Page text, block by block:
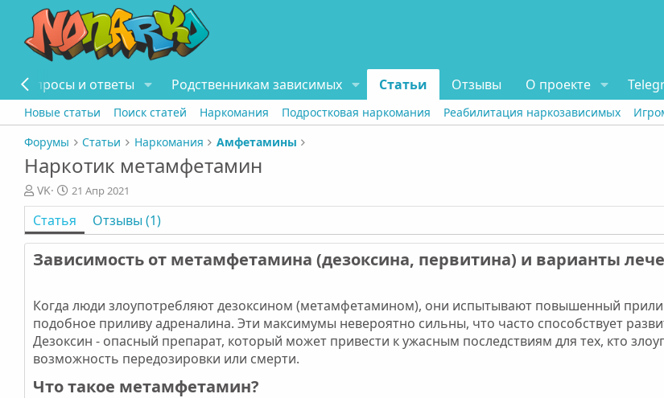
Вопросы и ответы Родственникам зависимых Статьи Отзывы О проекте
Новые статьи Поиск статей Наркомания Подростковая наркомания Реабилитация наркозависимых
Форумы
Статьи Наркомания Амфетамины
Наркотик метамфетамин
А
в
т
о
VK
Д
а
т
а
у
и
к
а
ц
и
21 Апр 2021
Статья Отзывы (1)
Зависимость от метамфетамина (дезоксина, первитина) и варианты
Когда люди злоупотребляют дезоксином (метамфетамином), они испытывают повышенный
подобное приливу адреналина. Эти максимумы невероятно сильны, что часто способствует
Дезоксин - опасный препарат, который может привести к ужасным последствиям для тех, кто
возможность передозировки или смерти.
Что такое метамфетамин?​